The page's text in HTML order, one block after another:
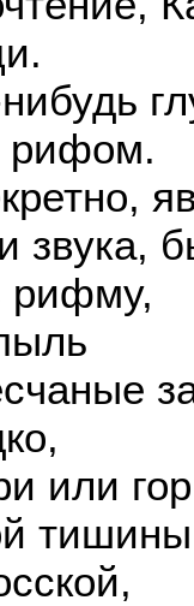
рифом.
рифму,
или